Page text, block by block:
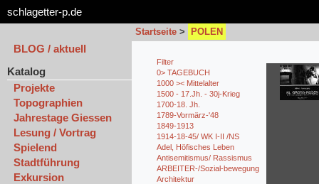
schlagetter-p.de
Startseite > POLEN
BLOG / aktuell
Katalog
Projekte
Topographien
Jahrestage Giessen
Lesung / Vortrag
Spielend
Stadtführung
Exkursion
Filter
0> TAGEBUCH
1000 >< Mittelalter
1500 - 17.Jh. - 30j-Krieg
1700-18. Jh.
1789-Vormärz-'48
1849-1913
1914-18-45/ WK I-II /NS
Adel, Höfisches Leben
Antisemitismus/ Rassismus
ARBEITER-/Sozial-bewegung
Architektur